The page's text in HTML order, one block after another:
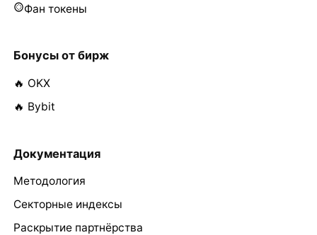
Фан токены
Бонусы от бирж
🔥 OKX
🔥 Bybit
Документация
Методология
Секторные индексы
Раскрытие партнёрства